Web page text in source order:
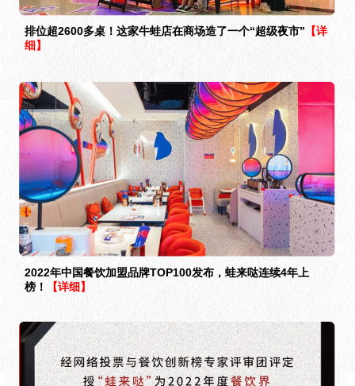
排位超2600多桌！这家牛蛙店在商场造了一个“超级夜市” 【详
细】
2022年中国餐饮加盟品牌TOP100发布，蛙来哒连续4年上
榜！
【详细】